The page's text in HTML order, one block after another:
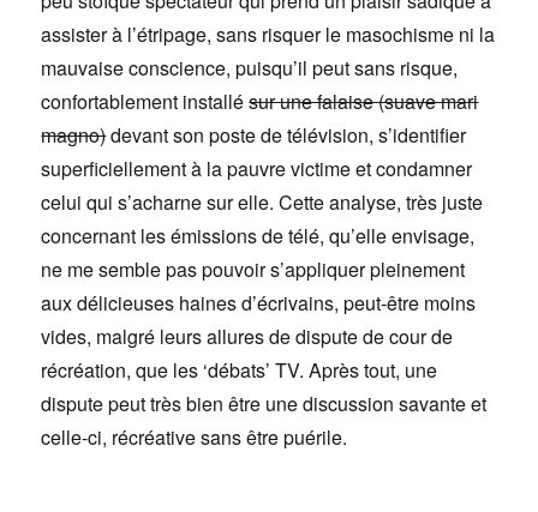
assister à l’étripage, sans risquer le masochisme ni la
mauvaise conscience, puisqu’il peut sans risque,
confortablement installésur une falaise (suave mari
magno)devant son poste de télévision, s’identifier
superficiellement à la pauvre victime et condamner
celui qui s’acharne sur elle. Cette analyse, très juste
concernant les émissions de télé, qu’elle envisage,
ne me semble pas pouvoir s’appliquer pleinement
aux délicieuses haines d’écrivains, peut-être moins
vides, malgré leurs allures de dispute de cour de
récréation, que les ‘débats’ TV. Après tout, une
dispute peut très bien être une discussion savante et
celle-ci, récréative sans être puérile.